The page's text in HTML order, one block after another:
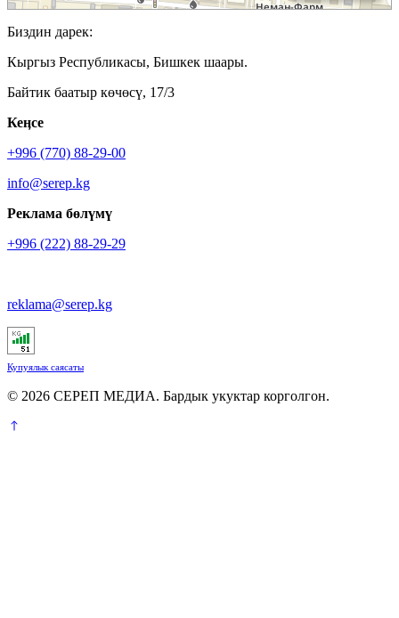
Биздин дарек:
Кыргыз Республикасы, Бишкек шаары.
Байтик баатыр көчөсү, 17/3
Кеӊсе
+996 (770) 88-29-00
info@serep.kg
Реклама бөлүмү
+996 (222) 88-29-29
reklama@serep.kg
Купуялык саясаты
© 2026 СЕРЕП МЕДИА. Бардык укуктар корголгон.